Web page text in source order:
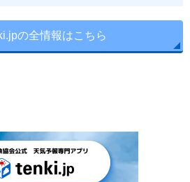
の全情報はこちら